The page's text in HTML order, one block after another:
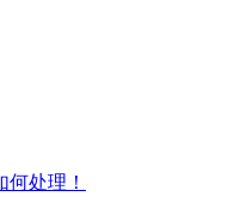
处理！